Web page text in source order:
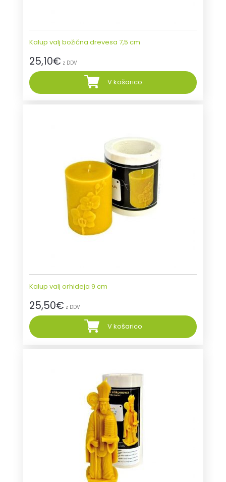
Kalup valj božična drevesa 7,5 cm
25,10€ z DDV
V košarico
Kalup valj orhideja 9 cm
25,50€ z DDV
V košarico